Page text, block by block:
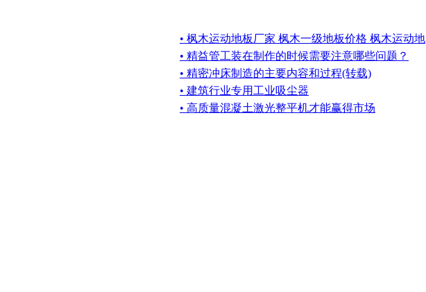
• 枫木运动地板厂家 枫木一级地板价格 枫木运动地
• 精益管工装在制作的时候需要注意哪些问题？
• 精密冲床制造的主要内容和过程(转载)
• 建筑行业专用工业吸尘器
• 高质量混凝土激光整平机才能赢得市场